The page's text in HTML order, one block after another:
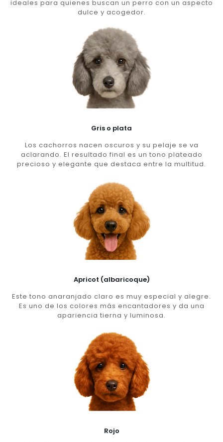
ideales para quienes buscan un perro con un aspecto
dulce y acogedor.
Gris o plata
Los cachorros nacen oscuros y su pelaje se va
aclarando. El resultado final es un tono plateado
precioso y elegante que destaca entre la multitud.
Apricot (albaricoque)
Este tono anaranjado claro es muy especial y alegre.
Es uno de los colores más encantadores y da una
apariencia tierna y luminosa.
Rojo